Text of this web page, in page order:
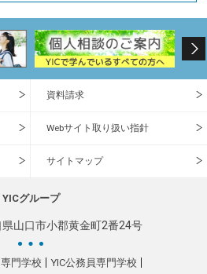
資料請求
Webサイト取り扱い指針
サイトマップ
YICグループ
山口市小郡黄金町2番24号
門学校 YIC公務員専門学校